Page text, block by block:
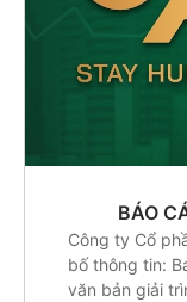
BÁO
Công ty Cổ
bố thông tin:
văn bản giải